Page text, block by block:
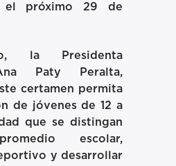
el próximo 29 de
la Presidenta
Paty Peralta,
certamen permita
de jóvenes de 12 a
que se distingan
escolar,
y desarrollar